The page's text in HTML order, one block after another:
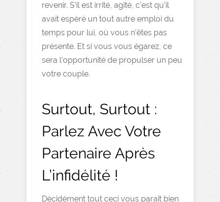
revenir. S’il est irrité, agité, c’est qu’il
avait espéré un tout autre emploi du
temps pour lui, où vous n’êtes pas
présente. Et si vous vous égarez, ce
sera l’opportunité de propulser un peu
votre couple.
Surtout, Surtout :
Parlez Avec Votre
Partenaire Après
L’infidélité !
Décidément tout ceci vous paraît bien